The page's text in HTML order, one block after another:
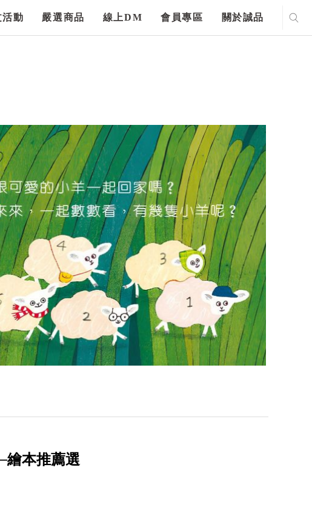
活動 嚴選商品 線上DM 會員專區 關於誠品
繪本推薦選